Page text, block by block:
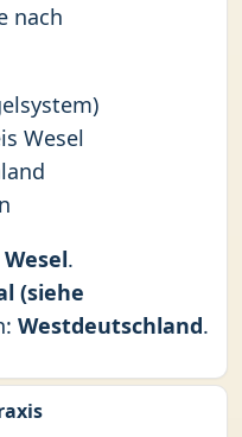
nach
Wesel
.
(siehe
Westdeutschland.